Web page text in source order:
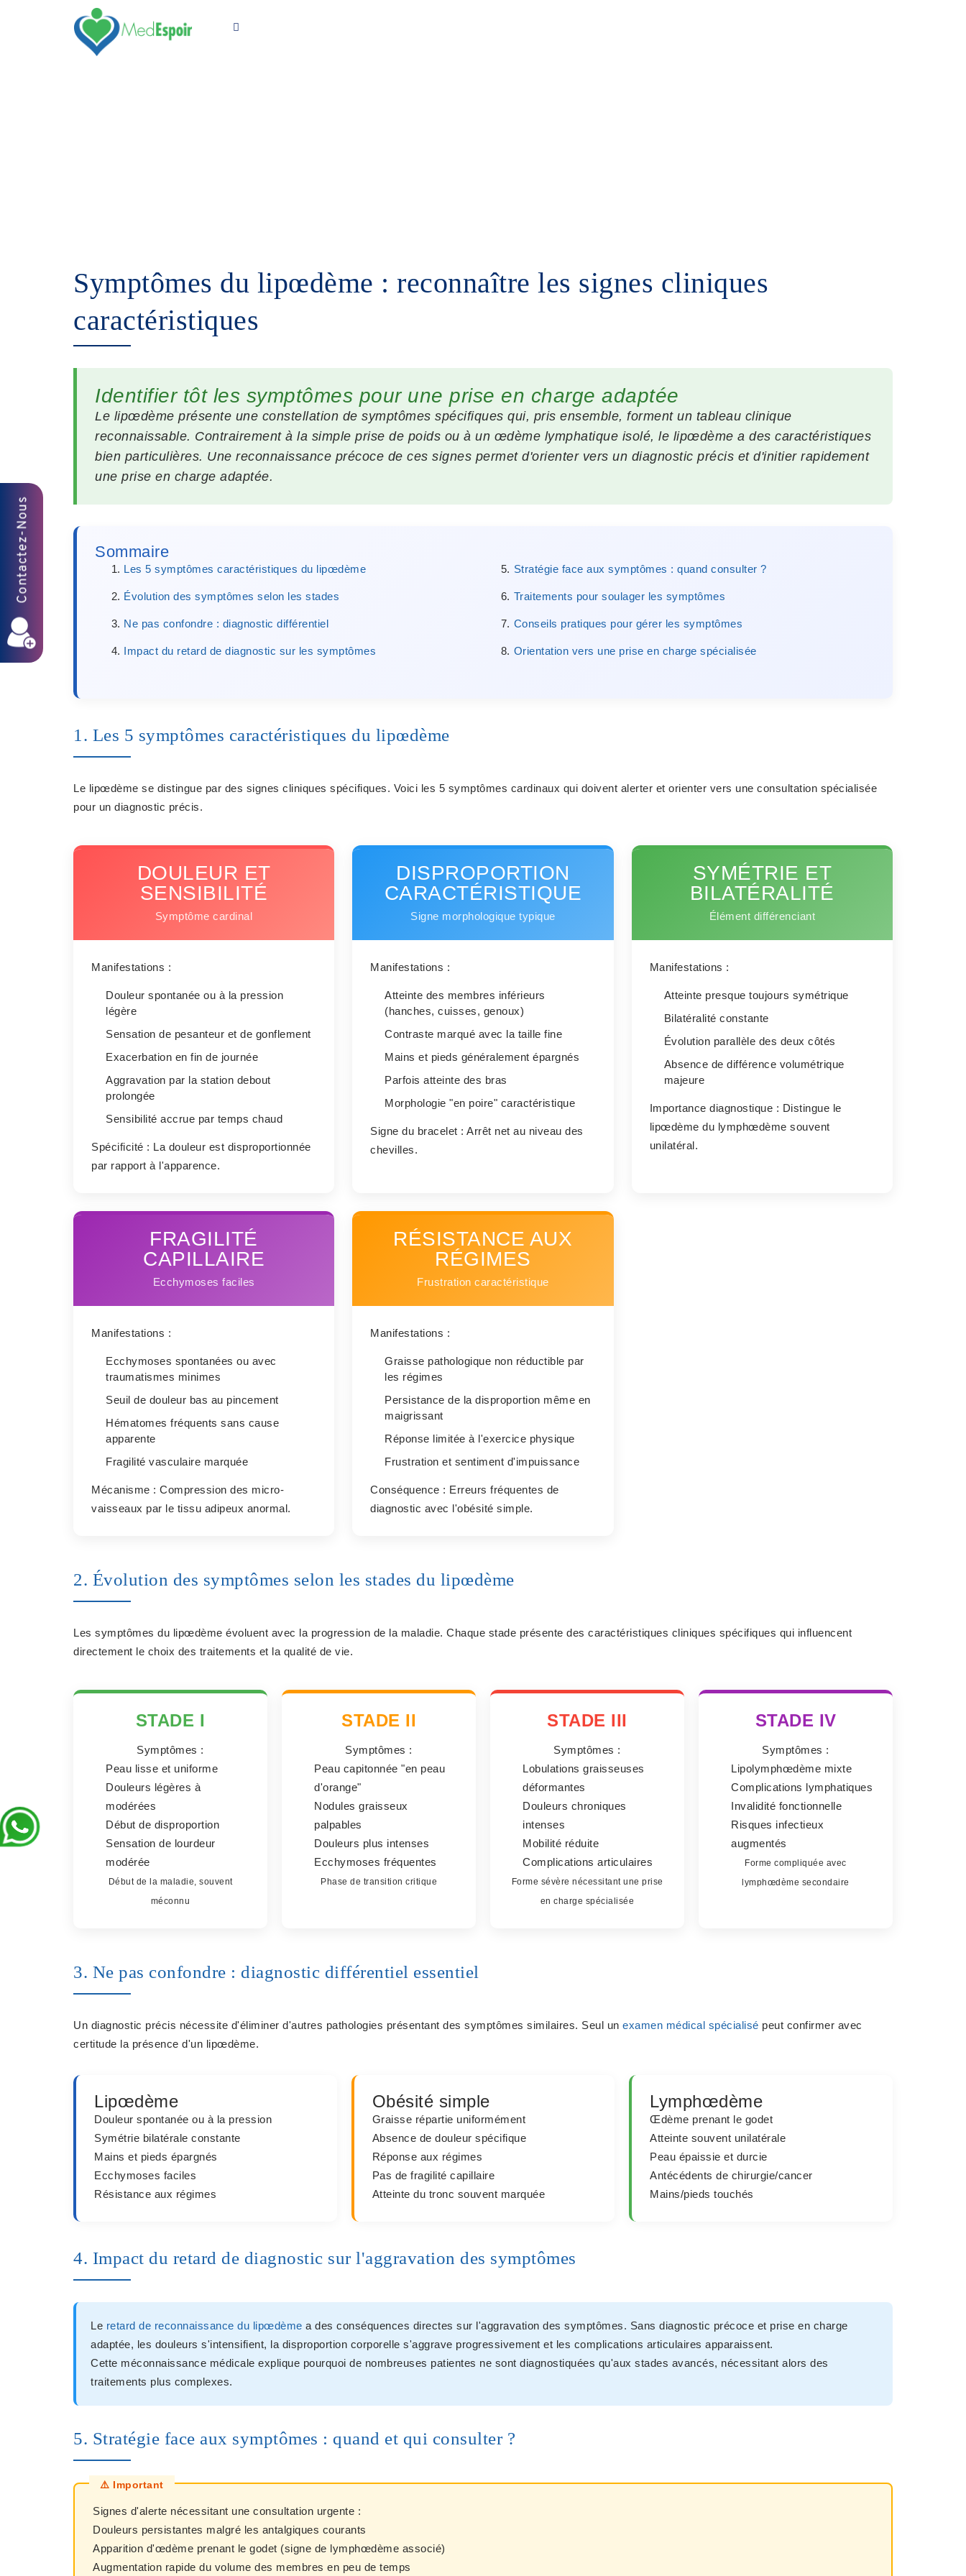
Vos Besoins
Symptômes du lipœdème : reconnaître les signes cliniques
caractéristiques
Identifier tôt les symptômes pour une prise en charge adaptée
Le lipœdème présente une constellation de symptômes spécifiques qui, pris ensemble, forment un tableau clinique
reconnaissable. Contrairement à la simple prise de poids ou à un œdème lymphatique isolé, le lipœdème a des caractéristiques
bien particulières. Une reconnaissance précoce de ces signes permet d'orienter vers un diagnostic précis et d'initier rapidement
une prise en charge adaptée.
Sommaire
Les 5 symptômes caractéristiques du lipœdème
Évolution des symptômes selon les stades
Ne pas confondre : diagnostic différentiel
Impact du retard de diagnostic sur les symptômes
Stratégie face aux symptômes : quand consulter ?
Traitements pour soulager les symptômes
Conseils pratiques pour gérer les symptômes
Orientation vers une prise en charge spécialisée
1. Les 5 symptômes caractéristiques du lipœdème
Le lipœdème se distingue par des signes cliniques spécifiques. Voici les 5 symptômes cardinaux qui doivent alerter et orienter vers une consultation spécialisée
pour un diagnostic précis.
DOULEUR ET
SENSIBILITÉ
Symptôme cardinal
Manifestations :
Douleur spontanée ou à la pression
légère
Sensation de pesanteur et de gonflement
Exacerbation en fin de journée
Aggravation par la station debout
prolongée
Sensibilité accrue par temps chaud
Spécificité : La douleur est disproportionnée
par rapport à l'apparence.
DISPROPORTION
CARACTÉRISTIQUE
Signe morphologique typique
Manifestations :
Atteinte des membres inférieurs
(hanches, cuisses, genoux)
Contraste marqué avec la taille fine
Mains et pieds généralement épargnés
Parfois atteinte des bras
Morphologie "en poire" caractéristique
Signe du bracelet : Arrêt net au niveau des
chevilles.
SYMÉTRIE ET
BILATÉRALITÉ
Élément différenciant
Manifestations :
Atteinte presque toujours symétrique
Bilatéralité constante
Évolution parallèle des deux côtés
Absence de différence volumétrique
majeure
Importance diagnostique : Distingue le
lipœdème du lymphœdème souvent
unilatéral.
FRAGILITÉ
CAPILLAIRE
Ecchymoses faciles
Manifestations :
Ecchymoses spontanées ou avec
traumatismes minimes
Seuil de douleur bas au pincement
Hématomes fréquents sans cause
apparente
Fragilité vasculaire marquée
Mécanisme : Compression des micro-
vaisseaux par le tissu adipeux anormal.
RÉSISTANCE AUX
RÉGIMES
Frustration caractéristique
Manifestations :
Graisse pathologique non réductible par
les régimes
Persistance de la disproportion même en
maigrissant
Réponse limitée à l'exercice physique
Frustration et sentiment d'impuissance
Conséquence : Erreurs fréquentes de
diagnostic avec l'obésité simple.
2. Évolution des symptômes selon les stades du lipœdème
Les symptômes du lipœdème évoluent avec la progression de la maladie. Chaque stade présente des caractéristiques cliniques spécifiques qui influencent
directement le choix des traitements et la qualité de vie.
STADE I
Symptômes :
Peau lisse et uniforme
Douleurs légères à
modérées
Début de disproportion
Sensation de lourdeur
modérée
Début de la maladie, souvent
méconnu
STADE II
Symptômes :
Peau capitonnée "en peau
d'orange"
Nodules graisseux
palpables
Douleurs plus intenses
Ecchymoses fréquentes
Phase de transition critique
STADE III
Symptômes :
Lobulations graisseuses
déformantes
Douleurs chroniques
intenses
Mobilité réduite
Complications articulaires
Forme sévère nécessitant une prise
en charge spécialisée
STADE IV
Symptômes :
Lipolymphœdème mixte
Complications lymphatiques
Invalidité fonctionnelle
Risques infectieux
augmentés
Forme compliquée avec
lymphœdème secondaire
3. Ne pas confondre : diagnostic différentiel essentiel
Un diagnostic précis nécessite d'éliminer d'autres pathologies présentant des symptômes similaires. Seul un examen médical spécialisé peut confirmer avec
certitude la présence d'un lipœdème.
Lipœdème
Douleur spontanée ou à la pression
Symétrie bilatérale constante
Mains et pieds épargnés
Ecchymoses faciles
Résistance aux régimes
Obésité simple
Graisse répartie uniformément
Absence dedouleur spécifique
Réponse aux régimes
Pas defragilité capillaire
Atteinte du tronc souvent marquée
Lymphœdème
Œdème prenant le godet
Atteinte souvent unilatérale
Peau épaissie et durcie
Antécédents de chirurgie/cancer
Mains/piedstouchés
4. Impact du retard de diagnostic sur l'aggravation des symptômes
Le retard de reconnaissance du lipœdème a des conséquences directes sur l'aggravation des symptômes. Sans diagnostic précoce et prise en charge
adaptée, les douleurs s'intensifient, la disproportion corporelle s'aggrave progressivement et les complications articulaires apparaissent.
Cette méconnaissance médicale explique pourquoi de nombreuses patientes ne sont diagnostiquées qu'aux stades avancés, nécessitant alors des
traitements plus complexes.
5. Stratégie face aux symptômes : quand et qui consulter ?
Signes d'alerte nécessitant une consultation urgente :
Douleurs persistantes malgré les antalgiques courants
Apparition d'œdème prenant le godet (signe de lymphœdème associé)
Augmentation rapide du volume des membres en peu de temps